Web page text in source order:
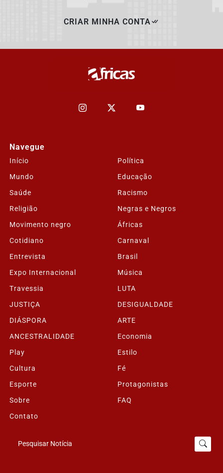
CRIAR MINHA CONTA
Navegue
Início
Política
Mundo
Educação
Saúde
Racismo
Religião
Negras e Negros
Movimento negro
Áfricas
Cotidiano
Carnaval
Entrevista
Brasil
Expo Internacional
Música
Travessia
LUTA
JUSTIÇA
DESIGUALDADE
DIÁSPORA
ARTE
ANCESTRALIDADE
Economia
Play
Estilo
Cultura
Fé
Esporte
Protagonistas
Sobre
FAQ
Contato
Pesquisar Notícia